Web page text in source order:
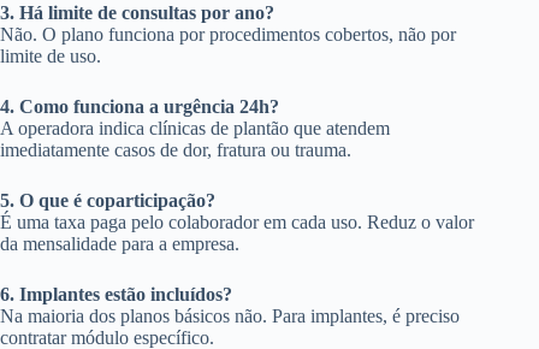
3. Há limite de consultas por ano?
Não. O plano funciona por procedimentos cobertos, não por
limite de uso.
4. Como funciona a urgência 24h?
A operadora indica clínicas de plantão que atendem
imediatamente casos de dor, fratura ou trauma.
5. O que é coparticipação?
É uma taxa paga pelo colaborador em cada uso. Reduz o valor
da mensalidade para a empresa.
6. Implantes estão incluídos?
Na maioria dos planos básicos não. Para implantes, é preciso
contratar módulo específico.